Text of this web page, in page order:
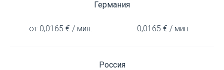
Германия
от 0,0165 € / мин. 0,0165 € / мин.
Россия